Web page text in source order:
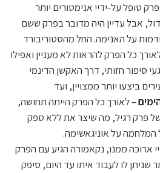
טופל על-ידיי אנימטורים יותר
אבל עדיין היה מדובר בפרק ששם
על האנימה. החל מהסטוריבורד
כל הפרק להראות לא מעניין ואפילו
סיפור חזותי, דרך האקשן הדינמי
ביצעו יותר ממצויין, ועד
– לאורך כל הפרק הייתה תחושה,
פרק רגיל, מה שיצר את ללא ספק
על אוניגאשימה.
ארוכה ממנו, נקאמורה הגיע עם הפרק
שניתן לו לעבוד איתו עד היום, סיפק